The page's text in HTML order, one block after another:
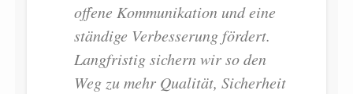
offene Kommunikation und eine
ständige Verbesserung fördert.
Langfristig sichern wir so den
Weg zu mehr Qualität, Sicherheit